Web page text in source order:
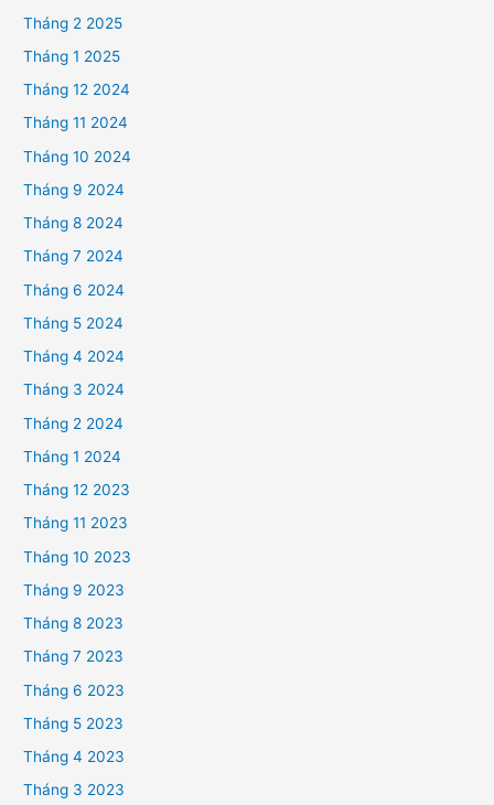
Tháng 2 2025
Tháng 1 2025
Tháng 12 2024
Tháng 11 2024
Tháng 10 2024
Tháng 9 2024
Tháng 8 2024
Tháng 7 2024
Tháng 6 2024
Tháng 5 2024
Tháng 4 2024
Tháng 3 2024
Tháng 2 2024
Tháng 1 2024
Tháng 12 2023
Tháng 11 2023
Tháng 10 2023
Tháng 9 2023
Tháng 8 2023
Tháng 7 2023
Tháng 6 2023
Tháng 5 2023
Tháng 4 2023
Tháng 3 2023